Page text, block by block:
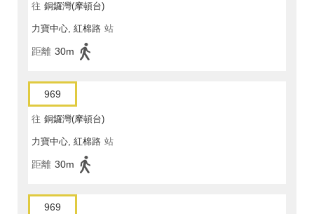
往 銅鑼灣(摩頓台)
力寶中心, 紅棉路 站
距離 30m
969
往 銅鑼灣(摩頓台)
力寶中心, 紅棉路 站
距離 30m
969